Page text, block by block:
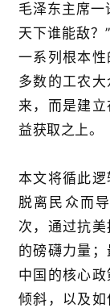
毛泽东主席一
天下谁能敌？ ”
一系列根本
多数的工农
来，而是建立
益获取之上。
本文将循此
脱离民众而
次，通过抗
的磅礴力量
中国的核心政
倾斜，以及